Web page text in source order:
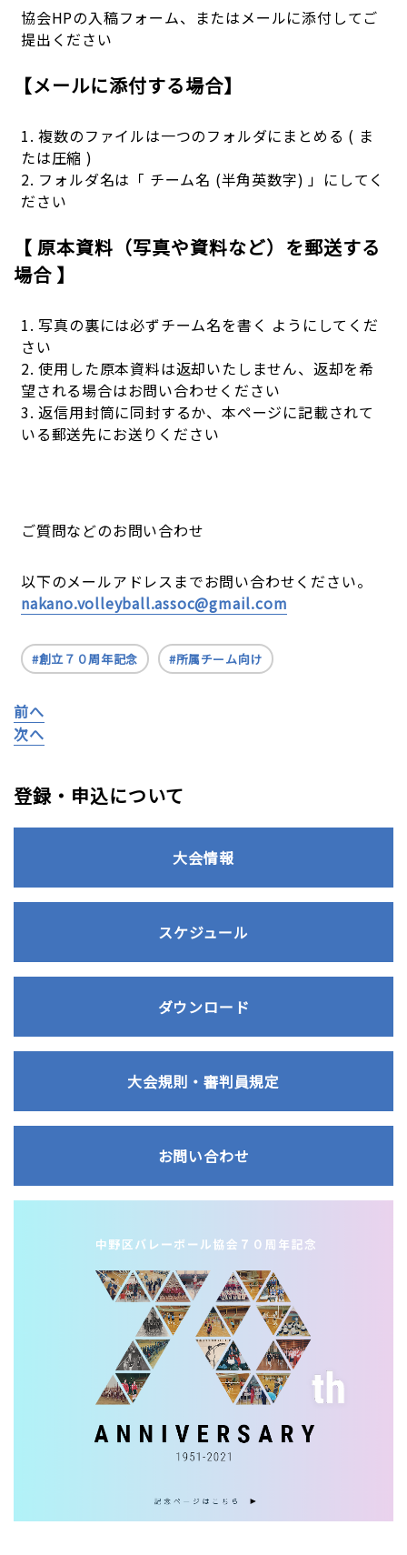
協会HPの入稿フォーム、またはメールに添付してご
提出ください
【メールに添付する場合】
1. 複数のファイルは一つのフォルダにまとめる ( ま
たは圧縮 )
2. フォルダ名は「 チーム名 (半角英数字) 」にしてく
ださい
【 原本資料（写真や資料など）を郵送する
場合 】
1. 写真の裏には必ずチーム名を書く ようにしてくだ
さい
2. 使用した原本資料は返却いたしません、返却を希
望される場合はお問い合わせください
3. 返信用封筒に同封するか、本ページに記載されて
いる郵送先にお送りください
ご質問などのお問い合わせ
以下のメールアドレスまでお問い合わせください。
nakano.volleyball.assoc@gmail.com
創立７０周年記念 所属チーム向け
前へ
次へ
登録・申込について
大会情報
スケジュール
ダウンロード
大会規則・審判員規定
お問い合わせ